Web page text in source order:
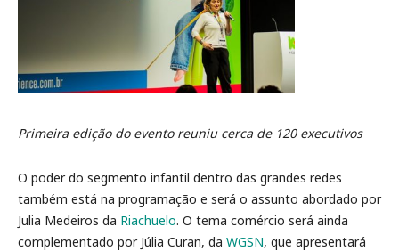
Primeira edição do evento reuniu cerca de 120 executivos
O poder do segmento infantil dentro das grandes redes
também está na programação e será o assunto abordado por
Julia Medeiros da Riachuelo. O tema comércio será ainda
complementado por Júlia Curan, da WGSN, que apresentará